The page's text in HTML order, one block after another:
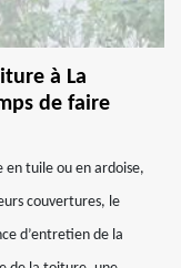
à La
de faire
en tuile ou en ardoise,
couvertures, le
d’entretien de la